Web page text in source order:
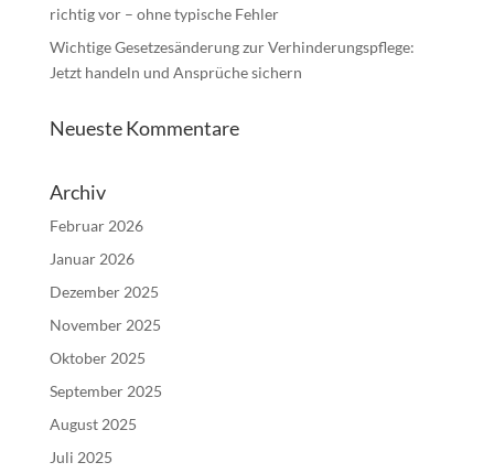
richtig vor – ohne typische Fehler
Wichtige Gesetzesänderung zur Verhinderungspflege:
Jetzt handeln und Ansprüche sichern
Neueste Kommentare
Archiv
Februar 2026
Januar 2026
Dezember 2025
November 2025
Oktober 2025
September 2025
August 2025
Juli 2025